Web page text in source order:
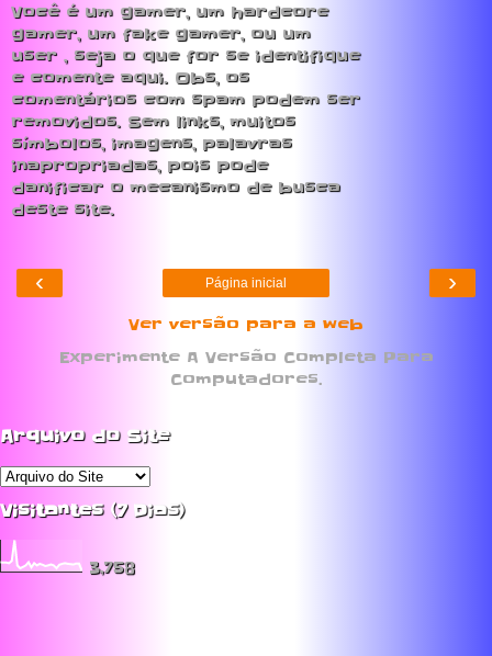
Você é um gamer, um hardcore
gamer, um fake gamer, ou um
user , seja o que for se identifique
e comente aqui. Obs, os
comentários com spam podem ser
removidos. Sem links, muitos
símbolos, imagens, palavras
inapropriadas, pois pode
danificar o mecanismo de busca
deste site.
‹ ›
Página inicial
Ver versão para a web
Experimente A Versão Completa Para
Computadores.
Arquivo do Site
Visitantes (7 Dias)
3,758